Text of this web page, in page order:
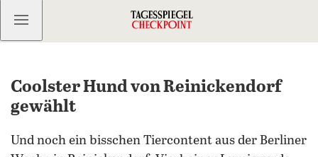
Kostenlos anmelden
Coolster Hund von Reinickendorf
gewählt
Und noch ein bisschen Tiercontent aus der Berliner